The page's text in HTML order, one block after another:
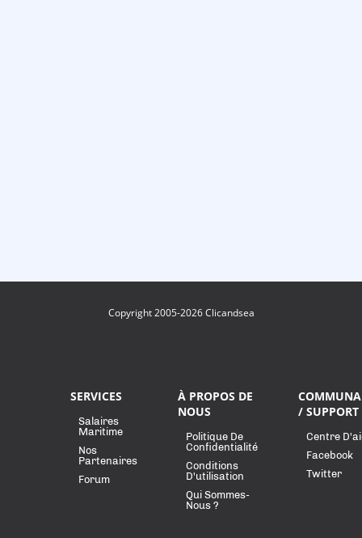
Copyright 2005-2026 Clicandsea
SERVICES
Salaires
Maritime
Nos
Partenaires
Forum
À PROPOS DE
NOUS
Politique De
Confidentialité
Conditions
D'utilisation
Qui Sommes-
Nous ?
/ SUPPORT
Centre
Facebook
Twitter